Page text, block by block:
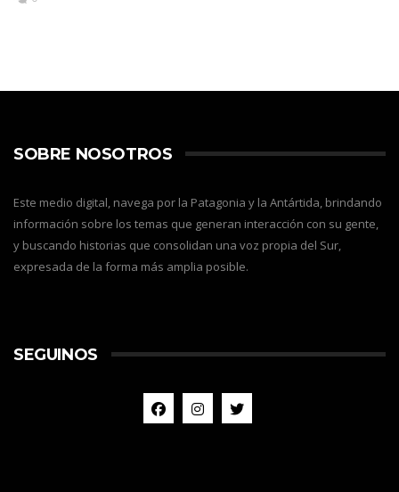
SOBRE NOSOTROS
Este medio digital, navega por la Patagonia y la Antártida, brindando
información sobre los temas que generan interacción con su gente,
y buscando historias que consolidan una voz propia del Sur,
expresada de la forma más amplia posible.
SEGUINOS